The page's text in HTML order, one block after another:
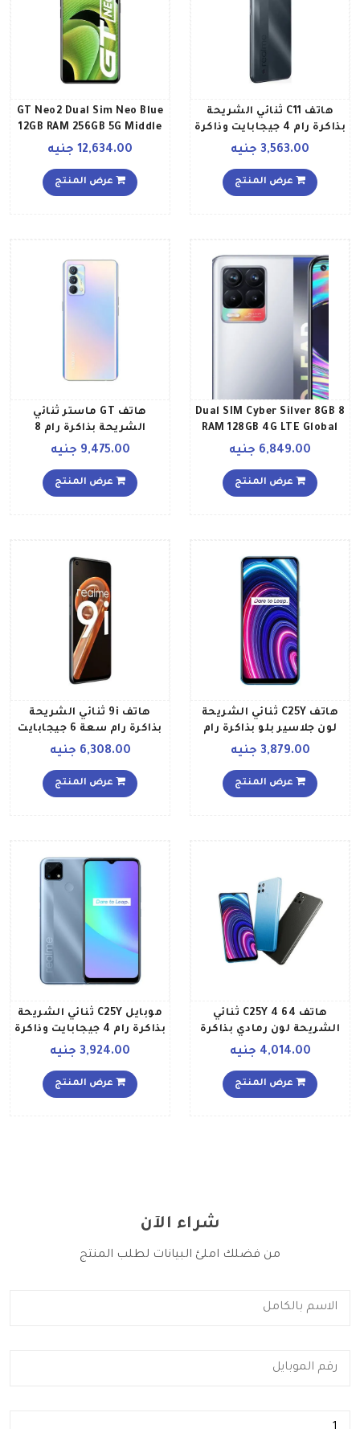
هاتف C11 ثنائي الشريحة
بذاكرة رام 4 جيجابايت وذاكرة
داخلية 64 جيجابايت ويدعم
إصدار عالمي
3,563.00 جنيه
عرض المنتج
GT Neo2 Dual Sim Neo Blue
12GB RAM 256GB 5G Middle
East Version
12,634.00 جنيه
عرض المنتج
8 Dual SIM Cyber Silver 8GB
RAM 128GB 4G LTE Global
Version
6,849.00 جنيه
عرض المنتج
هاتف GT ماستر ثنائي
الشريحة بذاكرة رام 8
بلون أزرق داي بريك إصدار
الشرق الأوسط
9,475.00 جنيه
عرض المنتج
هاتف C25Y ثنائي الشريحة
لون جلاسير بلو بذاكرة رام
سعة 4 جيجابايت وذاكرة
ويدعم تقنية 4G LTE الإصدار
3,879.00 جنيه
عرض المنتج
هاتف 9i ثنائي الشريحة
بذاكرة رام سعة 6 جيجابايت
وذاكرة روم سعة 128
LTE،لون أسود زجاجي
6,308.00 جنيه
عرض المنتج
هاتف C25Y 4 64 ثنائي
الشريحة لون رمادي بذاكرة
رام سعة 4 جيجابايت وذاكرة
ويدعم تقنية 4G LTE
4,014.00 جنيه
عرض المنتج
موبايل C25Y ثنائي الشريحة
بذاكرة رام 4 جيجابايت وذاكرة
داخلية 64 جيجابايت ويدعم
جلاشير إصدار الشرق
3,924.00 جنيه
عرض المنتج
شراء الآن
من فضلك املئ البيانات لطلب المنتج